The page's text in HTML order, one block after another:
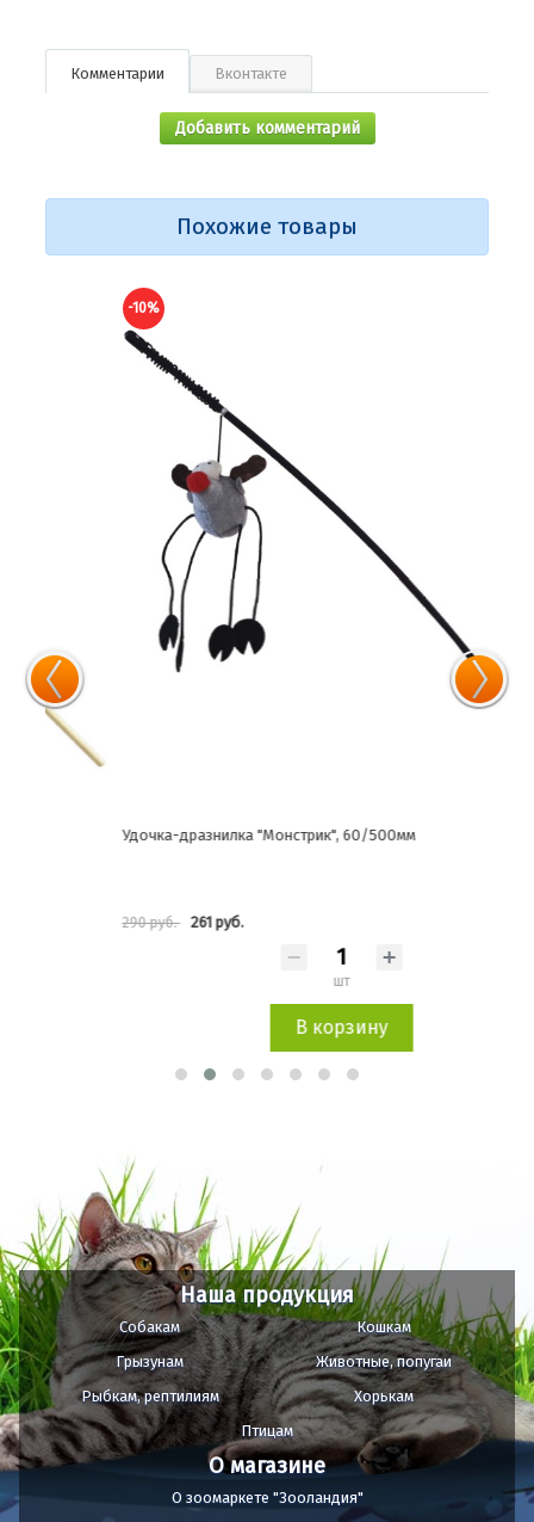
Комментарии Вконтакте
Добавить комментарий
Похожие товары
Удочка-дразнилка "Монстрик", 60/500мм
261 руб.
В корзину
Наша продукция
Собакам
Кошкам
Грызунам
Животные, попугаи
Рыбкам, рептилиям
Хорькам
Птицам
О магазине
О зоомаркете "Зооландия"